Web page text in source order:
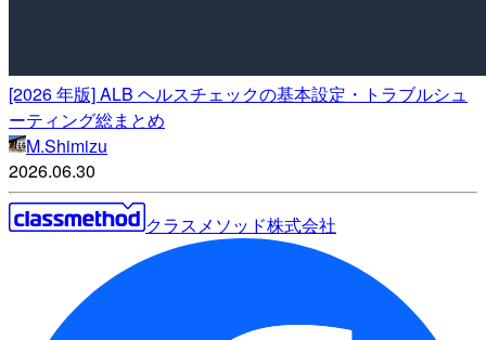
[2026 年版] ALB ヘルスチェックの基本設定・トラブルシュ
ーティング総まとめ
M.Shimizu
2026.06.30
クラスメソッド株式会社